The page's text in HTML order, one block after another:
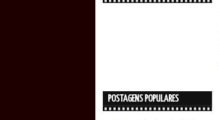
POSTAGENS POPULARES